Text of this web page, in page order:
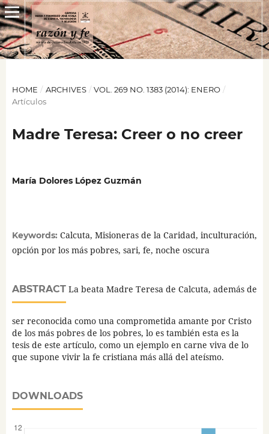
HOME / ARCHIVES / VOL. 269 NO. 1383 (2014): ENERO /
Artículos
Madre Teresa: Creer o no creer
María Dolores López Guzmán
Keywords: Calcuta, Misioneras de la Caridad, inculturación,
opción por los más pobres, sari, fe, noche oscura
ABSTRACTLa beata Madre Teresa de Calcuta, además de
ser reconocida como una comprometida amante por Cristo
de los más pobres de los pobres, lo es también esta es la
tesis de este artículo, como un ejemplo en carne viva de lo
que supone vivir la fe cristiana más allá del ateísmo.
DOWNLOADS